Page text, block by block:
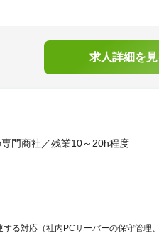
求人詳細を見
門商社／残業10～20h程度
る対応（社内PCサーバーの保守管理